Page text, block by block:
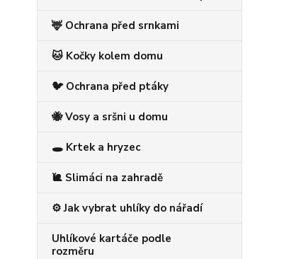
🦌 Ochrana před srnkami
🐱 Kočky kolem domu
🐦 Ochrana před ptáky
🐝 Vosy a sršni u domu
🕳️ Krtek a hryzec
🐌 Slimáci na zahradě
⚙️ Jak vybrat uhlíky do nářadí
Uhlíkové kartáče podle
rozměru